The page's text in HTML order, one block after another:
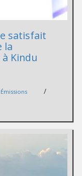
satisfait
la
Kindu
Émissions /